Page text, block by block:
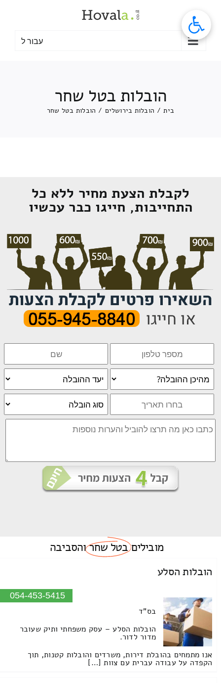
עבור ל
הובלות בטל שחר
בית / הובלות בירושלים / הובלות בטל שחר
לקבלת הצעת מחיר ללא כל
התחייבות, חייגו כבר עכשיו
מוביליםבטל שחרוהסביבה
הובלות הסלע
054-453-5415
בס"ד
הובלות הסלע – עסק משפחתי ותיק שעובר
מדור לדור.
אנו מתמחים בהובלת דירות, משרדים והובלות קטנות, תוך
הקפדה על עבודה עברית עם צוות […]